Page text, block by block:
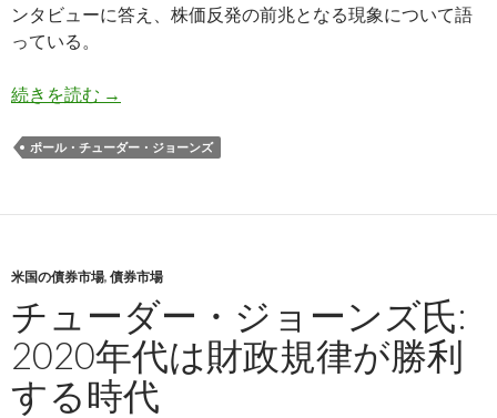
ンタビューに答え、株価反発の前兆となる現象について語
っている。
続きを読む チューダー・ジョーンズ氏: インフレ株安相場
→
ポール・チューダー・ジョーンズ
米国の債券市場, 債券市場
チューダー・ジョーンズ氏:
2020年代は財政規律が勝利
する時代